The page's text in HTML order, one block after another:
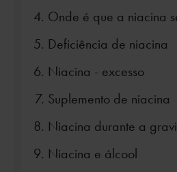
Onde é que a niacina
Deficiência de niacina
Niacina - excesso
Suplemento de niacina
Niacina durante a
Niacina e álcool